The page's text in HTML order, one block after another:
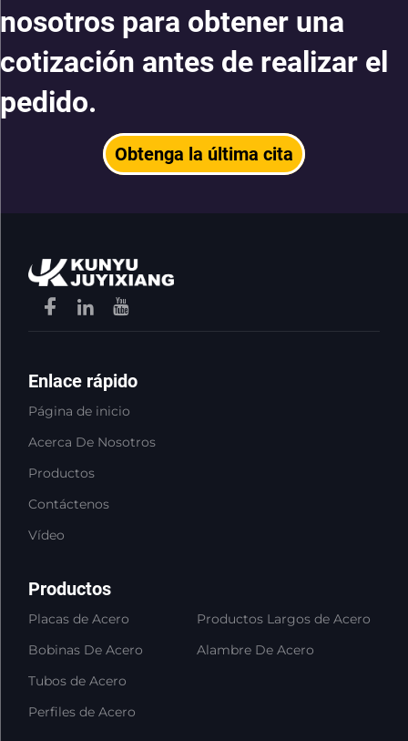
nosotros para obtener una
cotización antes de realizar el
pedido.
Obtenga la última cita
Enlace rápido
Página de inicio
Acerca De Nosotros
Productos
Contáctenos
Vídeo
Productos
Placas de Acero
Bobinas De Acero
Tubos de Acero
Perfiles de Acero
Productos Largos de Acero
Alambre De Acero